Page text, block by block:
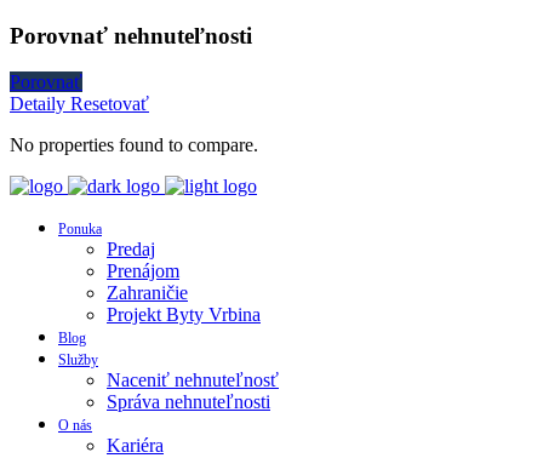
Porovnať nehnuteľnosti
Porovnať
Detaily Resetovať
No properties found to compare.
Ponuka
Predaj
Prenájom
Zahraničie
Projekt Byty Vrbina
Blog
Služby
Naceniť nehnuteľnosť
Správa nehnuteľnosti
O nás
Kariéra